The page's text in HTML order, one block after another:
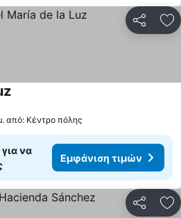
από: Κέντρο πόλης
να
Εμφάνιση τιμών